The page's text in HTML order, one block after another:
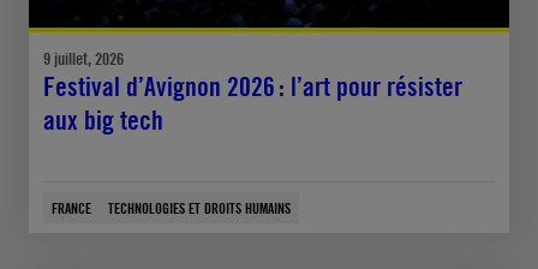
9 juillet, 2026
Festival d’Avignon 2026 : l’art pour résister
aux big tech
FRANCE TECHNOLOGIES ET DROITS HUMAINS